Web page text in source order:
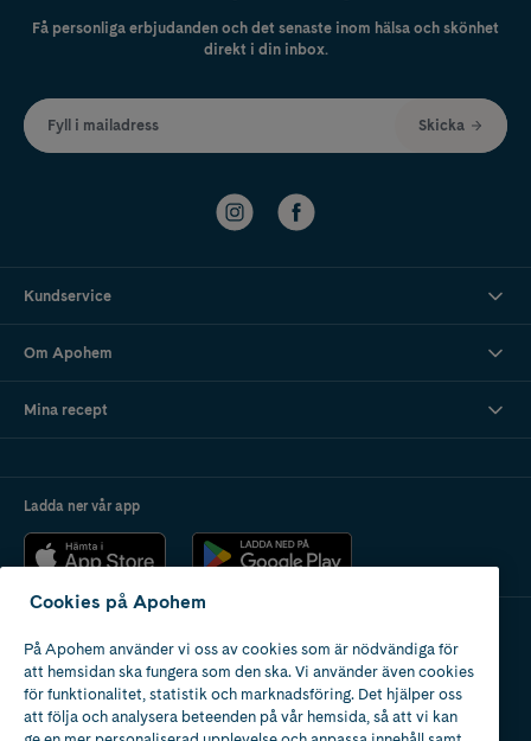
Få personliga erbjudanden och det senaste inom hälsa och skönhet
direkt i din inbox.
Fyll i mailadress Skicka
Kundservice
Om Apohem
Mina recept
Ladda ner vår app
Apotek med tillstånd
av Läkemedelsverket
Cookies på Apohem
På Apohem använder vi oss av cookies som är nödvändiga för
att hemsidan ska fungera som den ska. Vi använder även cookies
för funktionalitet, statistik och marknadsföring. Det hjälper oss
att följa och analysera beteenden på vår hemsida, så att vi kan